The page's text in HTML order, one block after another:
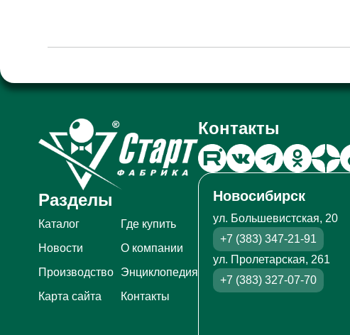
Разделы
Каталог
Где купить
Новости
О компании
Производство
Энциклопедия
Карта сайта
Контакты
Контакты
Новосибирск
ул. Большевистская, 20
+7 (383) 347-21-91
ул. Пролетарская, 261
+7 (383) 327-07-70